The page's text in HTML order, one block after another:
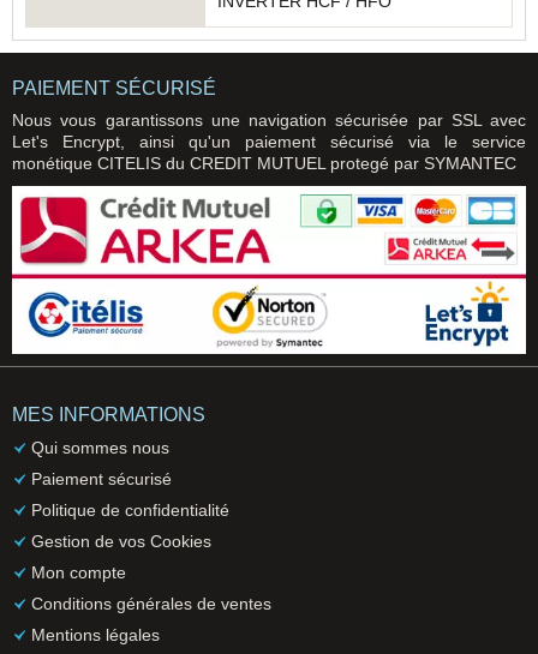
PAIEMENT SÉCURISÉ
Nous vous garantissons une navigation sécurisée par SSL avec
Let's Encrypt, ainsi qu'un paiement sécurisé via le service
monétique CITELIS du CREDIT MUTUEL protegé par SYMANTEC
MES INFORMATIONS
Qui sommes nous
Paiement sécurisé
Politique de confidentialité
Gestion de vos Cookies
Mon compte
Conditions générales de ventes
Mentions légales